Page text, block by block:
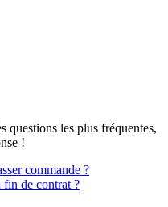
questions les plus fréquentes,
!
commande ?
fin de contrat ?